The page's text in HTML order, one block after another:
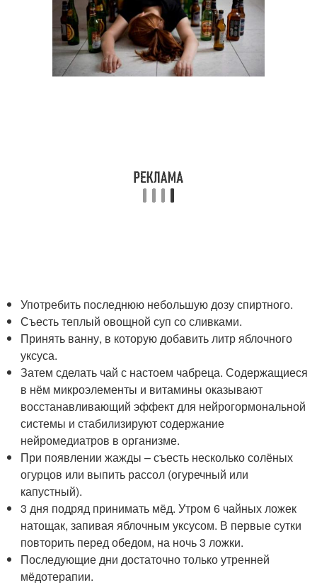
Употребить последнюю небольшую дозу спиртного.
Съесть теплый овощной суп со сливками.
Принять ванну, в которую добавить литр яблочного
уксуса.
Затем сделать чай с настоем чабреца. Содержащиеся
в нём микроэлементы и витамины оказывают
восстанавливающий эффект для нейрогормональной
системы и стабилизируют содержание
нейромедиатров в организме.
При появлении жажды – съесть несколько солёных
огурцов или выпить рассол (огуречный или
капустный).
3 дня подряд принимать мёд. Утром 6 чайных ложек
натощак, запивая яблочным уксусом. В первые сутки
повторить перед обедом, на ночь 3 ложки.
Последующие дни достаточно только утренней
мёдотерапии.